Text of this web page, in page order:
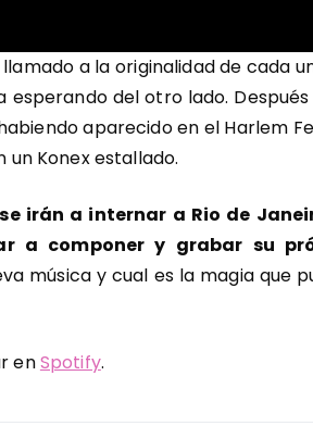
a la originalidad de cada
del otro lado. Después
aparecido en el Harlem
un Konex estallado.
irán a internar a Rio de
a componer y grabar su
música y cual es la magia que
enSpotify.